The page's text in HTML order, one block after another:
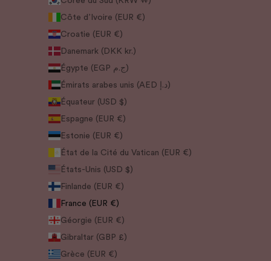
Côte d’Ivoire (EUR €)
Croatie (EUR €)
Danemark (DKK kr.)
Égypte (EGP ج.م)
Émirats arabes unis (AED د.إ)
Équateur (USD $)
Espagne (EUR €)
Estonie (EUR €)
État de la Cité du Vatican (EUR €)
États-Unis (USD $)
Finlande (EUR €)
France (EUR €)
Géorgie (EUR €)
Gibraltar (GBP £)
Grèce (EUR €)